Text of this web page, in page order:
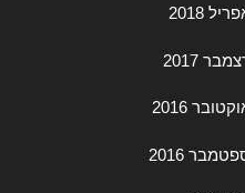
2018
2017
2016
2016